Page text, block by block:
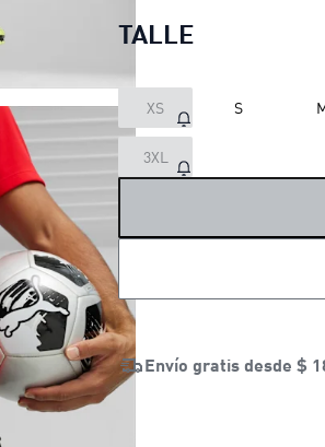
TALLE
XS S
3XL
Envío gratis desde $